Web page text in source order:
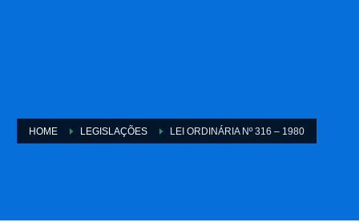
HOME LEGISLAÇÕES LEI ORDINÁRIA Nº 316 – 1980